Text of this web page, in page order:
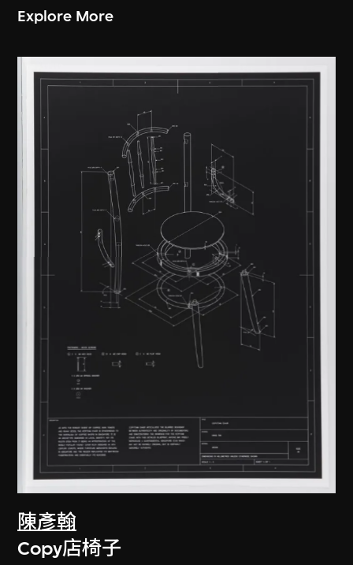
Explore More
陳彥翰
Copy店椅子